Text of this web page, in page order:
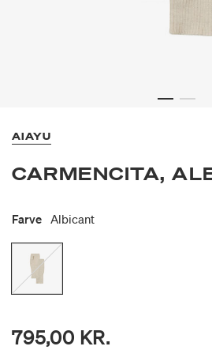
AIAYU
CARMENCITA,
Farve Albicant
795,00 KR.